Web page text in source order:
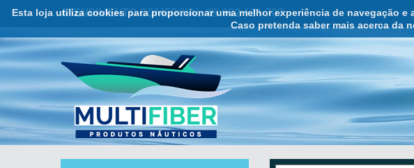
Esta loja utiliza cookies para proporcionar uma melhor experiência de navegação
Caso pretenda saber mais acerca da
ATENDIMENTO COMERCIAL ☏ 932 121 707